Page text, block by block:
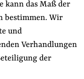
kann das Maß der
bestimmen. Wir
und
Verhandlungen
der